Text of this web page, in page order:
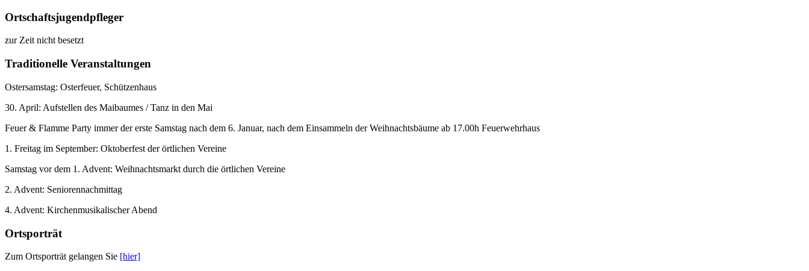
Ortschaftsjugendpfleger
zur Zeit nicht besetzt
Traditionelle Veranstaltungen
Ostersamstag: Osterfeuer, Schützenhaus
30. April: Aufstellen des Maibaumes / Tanz in den Mai
Feuer & Flamme Party immer der erste Samstag nach dem 6. Januar, nach dem Einsammeln der Weihnachtsbäume ab 17.00h Feuerwehrhaus
1. Freitag im September: Oktoberfest der örtlichen Vereine
Samstag vor dem 1. Advent: Weihnachtsmarkt durch die örtlichen Vereine
2. Advent: Seniorennachmittag
4. Advent: Kirchenmusikalischer Abend
Ortsporträt
Zum Ortsporträt gelangen Sie [hier]